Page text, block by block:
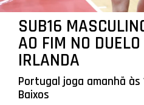
SUB16
AO FIM NO
IRLANDA
Portugal joga amanhã às
Baixos